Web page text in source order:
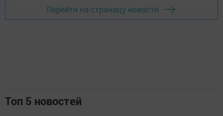
Перейти на страницу новости
Топ 5 новостей